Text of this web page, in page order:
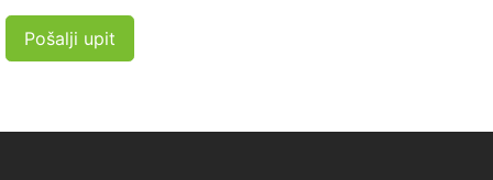
Pošalji upit